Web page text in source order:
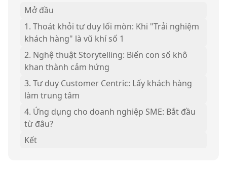
Mở đầu
1. Thoát khỏi tư duy lối mòn: Khi "Trải nghiệm
khách hàng" là vũ khí số 1
2. Nghệ thuật Storytelling: Biến con số khô
khan thành cảm hứng
3. Tư duy Customer Centric: Lấy khách hàng
làm trung tâm
4. Ứng dụng cho doanh nghiệp SME: Bắt đầu
từ đâu?
Kết